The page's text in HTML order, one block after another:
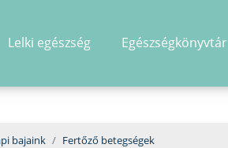
Lelki egészség Egészségkönyvtár
bajaink
Fertőző betegségek